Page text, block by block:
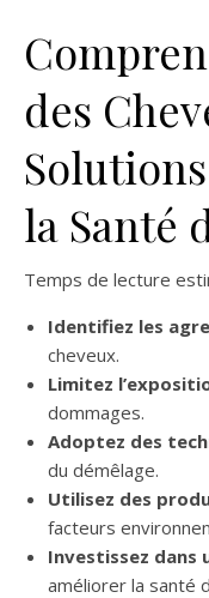
des
la Santé
Temps de lecture
Identifiez les
cheveux.
Limitez
dommages.
Adoptez des
du démêlage.
Utilisez des
facteurs
Investissez dans
améliorer la santé